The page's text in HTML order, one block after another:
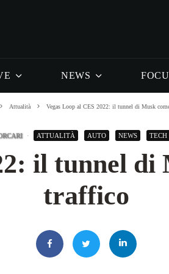
NEWS
Attualità Vegas Loop al CES 2022: il tunnel di Musk
· ATTUALITÀ AUTO NEWS TECH
il tunnel di
traffico